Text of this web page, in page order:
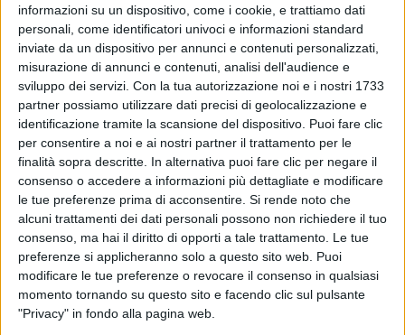
informazioni su un dispositivo, come i cookie, e trattiamo dati
personali, come identificatori univoci e informazioni standard
inviate da un dispositivo per annunci e contenuti personalizzati,
misurazione di annunci e contenuti, analisi dell'audience e
sviluppo dei servizi. Con la tua autorizzazione noi e i nostri 1733
partner possiamo utilizzare dati precisi di geolocalizzazione e
identificazione tramite la scansione del dispositivo. Puoi fare clic
per consentire a noi e ai nostri partner il trattamento per le
finalità sopra descritte. In alternativa puoi fare clic per negare il
consenso o accedere a informazioni più dettagliate e modificare
le tue preferenze prima di acconsentire. Si rende noto che
alcuni trattamenti dei dati personali possono non richiedere il tuo
consenso, ma hai il diritto di opporti a tale trattamento. Le tue
preferenze si applicheranno solo a questo sito web. Puoi
modificare le tue preferenze o revocare il consenso in qualsiasi
momento tornando su questo sito e facendo clic sul pulsante
"Privacy" in fondo alla pagina web.
VIDEO EMOZIONANTE 22 gen 2022
Giuliano Sangiorgi dei Negramaro negativo
al Covid. Riabbraccia la figlia Stella
Il cantante torna "alla vita". Regala un'originale
versione di Meraviglioso: "Meraviglioso. Perfino il tuo
tampone potrà tornare poi negativo e meraviglioso"
Mara Bizzoco